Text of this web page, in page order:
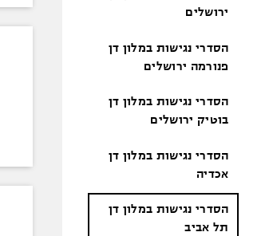
ירושלים
הסדרי נגישות במלון דן
פנורמה ירושלים
הסדרי נגישות במלון דן
בוטיק ירושלים
הסדרי נגישות במלון דן
אכדיה
הסדרי נגישות במלון דן
תל אביב